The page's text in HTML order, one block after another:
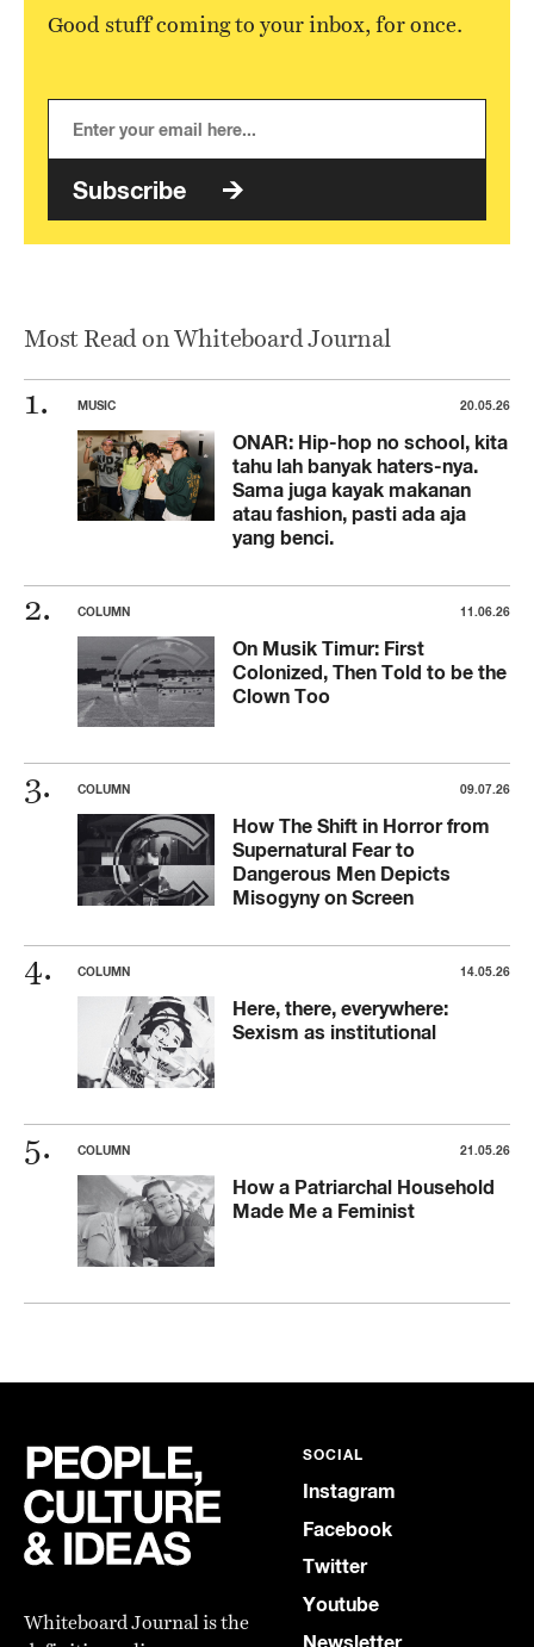
Good stuff coming to your inbox, for once.
Subscribe
Most Read on Whiteboard Journal
MUSIC 20.05.26
ONAR: Hip-hop no school, kita
tahu lah banyak haters-nya.
Sama juga kayak makanan
atau fashion, pasti ada aja
yang benci.
COLUMN 11.06.26
On Musik Timur: First
Colonized, Then Told to be the
Clown Too
COLUMN 09.07.26
How The Shift in Horror from
Supernatural Fear to
Dangerous Men Depicts
Misogyny on Screen
COLUMN 14.05.26
Here, there, everywhere:
Sexism as institutional
COLUMN 21.05.26
How a Patriarchal Household
Made Me a Feminist
Whiteboard Journal is the
SOCIAL
Instagram
Facebook
Twitter
Youtube
Newsletter